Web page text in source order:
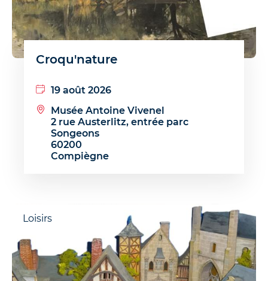
Croqu'nature
19 août 2026
Musée Antoine Vivenel
2 rue Austerlitz, entrée parc
Songeons
60200
Compiègne
Loisirs